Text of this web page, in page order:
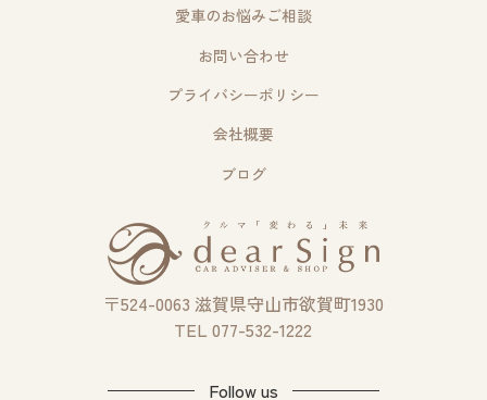
愛車のお悩みご相談
お問い合わせ
プライバシーポリシー
会社概要
ブログ
〒524-0063 滋賀県守山市欲賀町1930
TEL 077-532-1222
Follow us